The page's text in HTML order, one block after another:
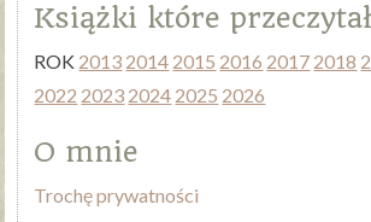
Książki które
ROK 2013 2014 2015 2016 2017 2018
2022 2023 2024 2025 2026
O mnie
Trochę prywatności